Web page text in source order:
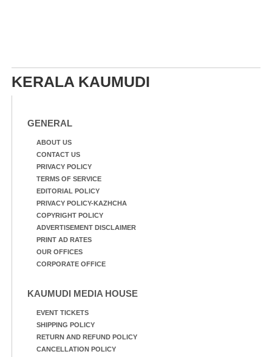
KERALA KAUMUDI
GENERAL
ABOUT US
CONTACT US
PRIVACY POLICY
TERMS OF SERVICE
EDITORIAL POLICY
PRIVACY POLICY-KAZHCHA
COPYRIGHT POLICY
ADVERTISEMENT DISCLAIMER
PRINT AD RATES
OUR OFFICES
CORPORATE OFFICE
KAUMUDI MEDIA HOUSE
EVENT TICKETS
SHIPPING POLICY
RETURN AND REFUND POLICY
CANCELLATION POLICY